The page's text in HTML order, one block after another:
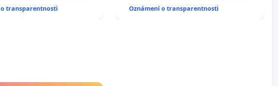
transparentnosti
Oznámení o transparentnosti